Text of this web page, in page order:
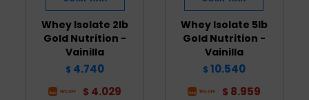
Whey Isolate 2lb
Gold Nutrition -
Vainilla
$ 4.740
$ 4.029
Whey Isolate 5lb
Gold Nutrition -
Vainilla
$ 10.540
$ 8.959